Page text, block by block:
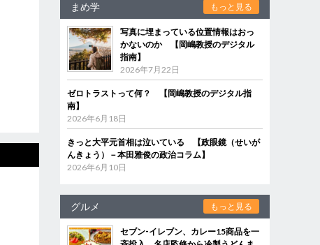
まめ学 もっと見る
写真に埋まっている位置情報はおっ
かないのか 【岡嶋教授のデジタル
指南】
2026年7月22日
ゼロトラストって何？ 【岡嶋教授のデジタル指
南】
2026年6月18日
きっと大平元首相は泣いている 【政眼鏡（せいが
んきょう）－本田雅俊の政治コラム】
2026年6月10日
グルメ もっと見る
セブン‐イレブン、カレー15商品を一